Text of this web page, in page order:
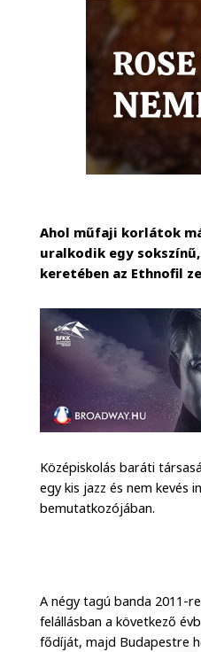
Ahol műfaji korlátok
uralkodik egy
keretében az Ethnofil
Középiskolás baráti
egy kis jazz és nem kevés
bemutatkozójában.
A négy tagú banda 2011-
felállásban a következő
fődíját, majd Budapestre